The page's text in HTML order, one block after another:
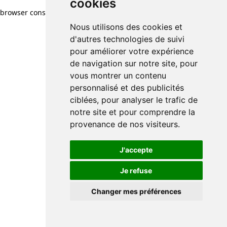
cookies
Nous utilisons des cookies et
d'autres technologies de suivi
pour améliorer votre expérience
de navigation sur notre site, pour
vous montrer un contenu
personnalisé et des publicités
ciblées, pour analyser le trafic de
notre site et pour comprendre la
provenance de nos visiteurs.
J'accepte
Je refuse
Changer mes préférences
browser console for more information)